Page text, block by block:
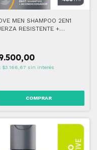
MEN SHAMPOO 2EN1
RESISTENTE +
$3.166,67 sin interés